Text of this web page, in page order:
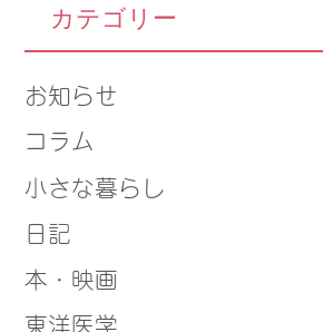
カテゴリー
お知らせ
コラム
小さな暮らし
日記
本・映画
東洋医学